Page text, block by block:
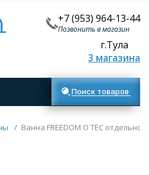
+7 (953) 964-13-44
Позвонить в магазин
г.Тула
3 магазина
Поиск товаров
/ Ванна FREEDOM O TEC